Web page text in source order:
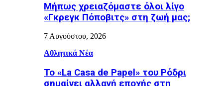
Μήπως χρειαζόμαστε όλοι λίγο
«Γκρεγκ Πόποβιτς» στη ζωή μας;
7 Αυγούστου, 2026
Αθλητικά Νέα
Το «La Casa de Papel» του Ρόδρι
σημαίνει αλλαγή εποχής στη